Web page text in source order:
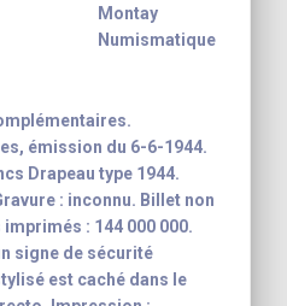
Montay
Numismatique
émission du 6-6-1944.
Drapeau type 1944.
: inconnu. Billet non
: 144 000 000.
signe de sécurité
est caché dans le